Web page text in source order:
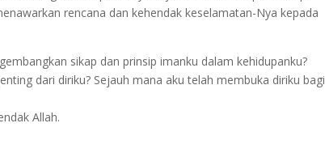
rencana dan kehendak keselamatan-Nya kepada
sikap dan prinsip imanku dalam kehidupanku?
dari diriku? Sejauh mana aku telah membuka diriku bagi
Allah.